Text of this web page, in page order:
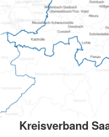
Kreisverband